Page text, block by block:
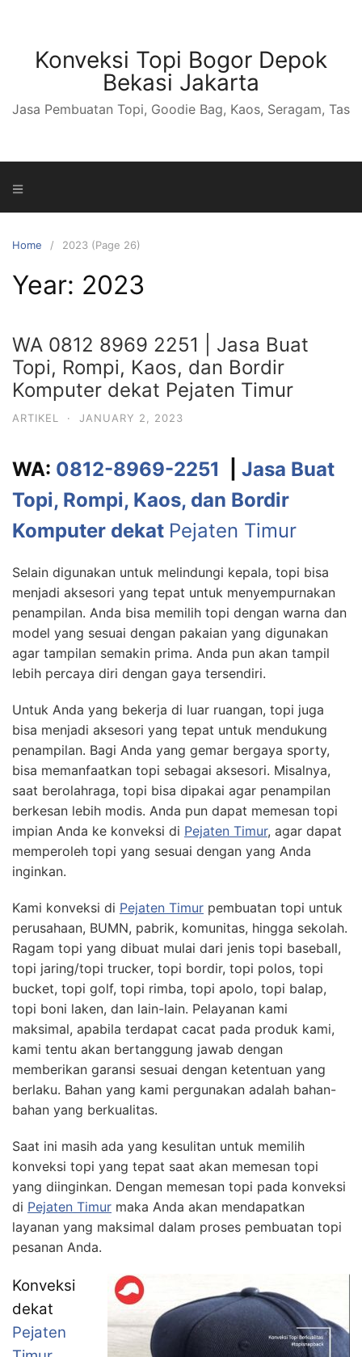
e
Konveksi Topi Bogor Depok
Bekasi Jakarta
Jasa Pembuatan Topi, Goodie Bag, Kaos, Seragam, Tas
Home 2023 (Page 26)
Year: 2023
WA 0812 8969 2251 | Jasa Buat
Topi, Rompi, Kaos, dan Bordir
Komputer dekat Pejaten Timur
ARTIKEL · JANUARY 2, 2023
WA: 0812-8969-2251
Jasa Buat
Topi, Rompi, Kaos, dan Bordir
Komputer dekat Pejaten Timur
Selain digunakan untuk melindungi kepala, topi bisa
menjadi aksesori yang tepat untuk menyempurnakan
penampilan. Anda bisa memilih topi dengan warna dan
model yang sesuai dengan pakaian yang digunakan
agar tampilan semakin prima. Anda pun akan tampil
lebih percaya diri dengan gaya tersendiri.
Untuk Anda yang bekerja di luar ruangan, topi juga
bisa menjadi aksesori yang tepat untuk mendukung
penampilan. Bagi Anda yang gemar bergaya sporty,
bisa memanfaatkan topi sebagai aksesori. Misalnya,
saat berolahraga, topi bisa dipakai agar penampilan
berkesan lebih modis. Anda pun dapat memesan topi
impian Anda ke konveksi di Pejaten Timur, agar dapat
memperoleh topi yang sesuai dengan yang Anda
inginkan.
Kami konveksi di Pejaten Timur pembuatan topi untuk
perusahaan, BUMN, pabrik, komunitas, hingga sekolah.
Ragam topi yang dibuat mulai dari jenis topi baseball,
topi jaring/topi trucker, topi bordir, topi polos, topi
bucket, topi golf, topi rimba, topi apolo, topi balap,
topi boni laken, dan lain-lain. Pelayanan kami
maksimal, apabila terdapat cacat pada produk kami,
kami tentu akan bertanggung jawab dengan
memberikan garansi sesuai dengan ketentuan yang
berlaku. Bahan yang kami pergunakan adalah bahan-
bahan yang berkualitas.
Saat ini masih ada yang kesulitan untuk memilih
konveksi topi yang tepat saat akan memesan topi
yang diinginkan. Dengan memesan topi pada konveksi
di Pejaten Timur maka Anda akan mendapatkan
layanan yang maksimal dalam proses pembuatan topi
pesanan Anda.
Konveksi
dekat
Pejaten